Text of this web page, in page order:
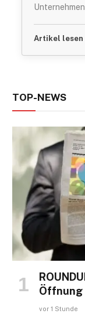
Artikel lesen
TOP-NEWS
Öffnung
vor 1 Stunde